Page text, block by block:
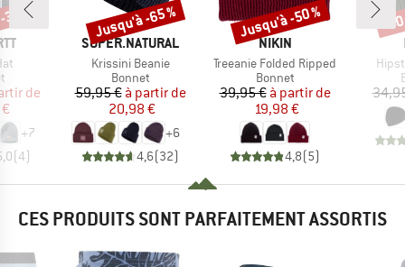
group
réduit
de
+7
(4)
%
MARQUE
SUPER.NATURAL
Article
Krissini Beanie
Product group
Bonnet
Prix
59,95 € Prix réduit
à partir de
20,98 €
+6
4,6(32)
Remise
Jusqu'à -65 %
MARQUE
NIKIN
Article
Treeanie Folded Ripped
Product group
Bonnet
Prix
39,95 € Prix réduit
à partir de
19,98 €
4,8(5)
Remise
Jusqu'à -50 % -
CES PRODUITS SONT PARFAITEMENT ASSORTIS